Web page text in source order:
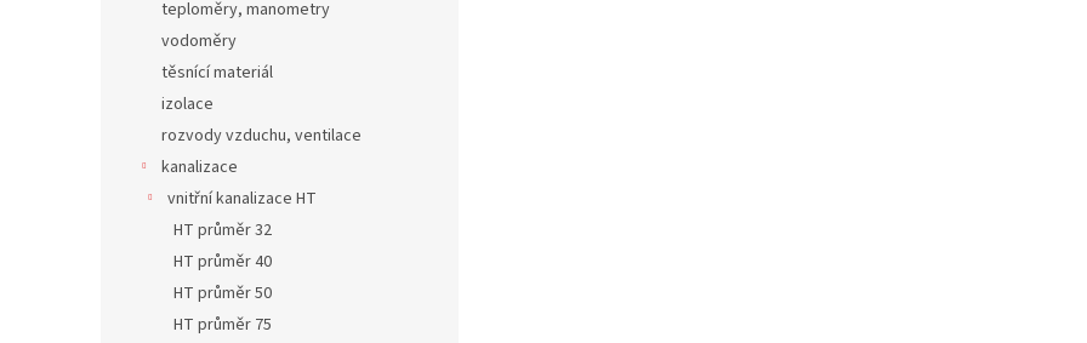
teploměry, manometry
vodoměry
těsnící materiál
izolace
rozvody vzduchu, ventilace
kanalizace
vnitřní kanalizace HT
HT průměr 32
HT průměr 40
HT průměr 50
HT průměr 75